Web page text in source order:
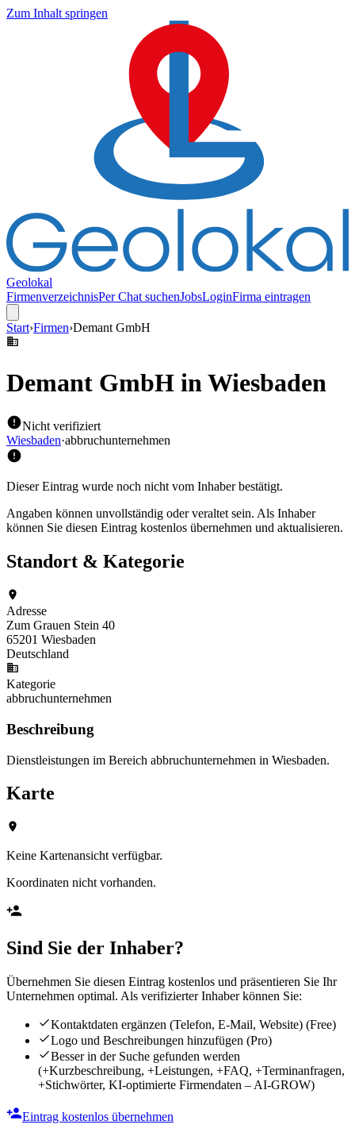
Zum Inhalt springen
Geolokal
FirmenverzeichnisPer Chat suchenJobsLoginFirma eintragen
Start›Firmen›Demant GmbH
Demant GmbH in Wiesbaden
Nicht verifiziert
Wiesbaden·abbruchunternehmen
Dieser Eintrag wurde noch nicht vom Inhaber bestätigt.
Angaben können unvollständig oder veraltet sein. Als Inhaber
können Sie diesen Eintrag kostenlos übernehmen und aktualisieren.
Standort & Kategorie
Adresse
Zum Grauen Stein 40
65201 Wiesbaden
Deutschland
Kategorie
abbruchunternehmen
Beschreibung
Dienstleistungen im Bereich abbruchunternehmen in Wiesbaden.
Karte
Keine Kartenansicht verfügbar.
Koordinaten nicht vorhanden.
Sind Sie der Inhaber?
Übernehmen Sie diesen Eintrag kostenlos und präsentieren Sie Ihr
Unternehmen optimal. Als verifizierter Inhaber können Sie:
Kontaktdaten ergänzen (Telefon, E-Mail, Website) (Free)
Logo und Beschreibungen hinzufügen (Pro)
Besser in der Suche gefunden werden
(+Kurzbeschreibung, +Leistungen, +FAQ, +Terminanfragen,
+Stichwörter, KI-optimierte Firmendaten – AI-GROW)
Eintrag kostenlos übernehmen